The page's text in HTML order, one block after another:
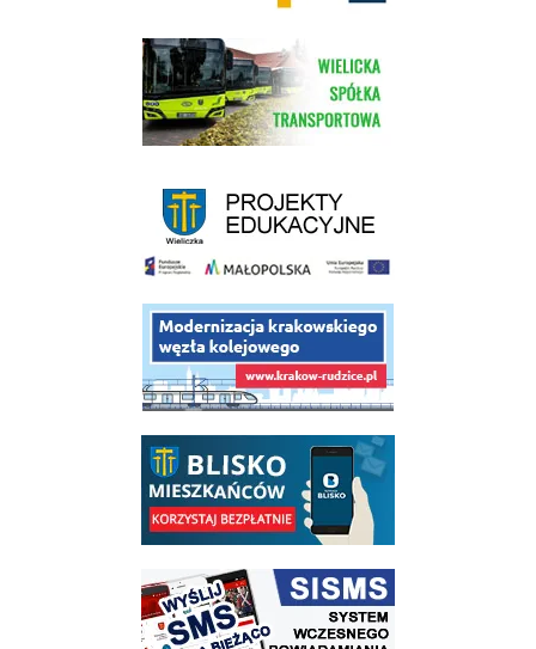
link do strony Wielickiej Spółki Transportowej
link do opisu projektu budowy linii kolejowej Krakow Rudzice
link do opisu aplikacji - BLISKO, Gmina Wieliczka w aplikacji Blisko
link do strony systemu wczesnego ostrzegania mieszkańców SISMS